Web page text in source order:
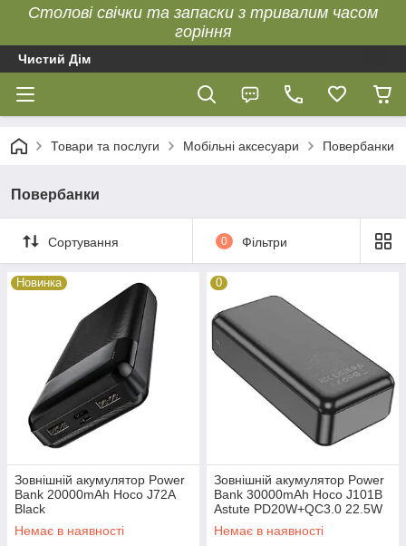
Столові свічки та запаски з тривалим часом
горіння
Чистий Дім
Товари та послуги Мобільні аксесуари Повербанки
Повербанки
Сортування 0 Фільтри
Новинка
Зовнішній акумулятор Power
Bank 20000mAh Hoco J72A
Black
Немає в наявності
0
Зовнішній акумулятор Power
Bank 30000mAh Hoco J101B
Astute PD20W+QC3.0 22.5W
2USB Micro/Type-C Black
Немає в наявності